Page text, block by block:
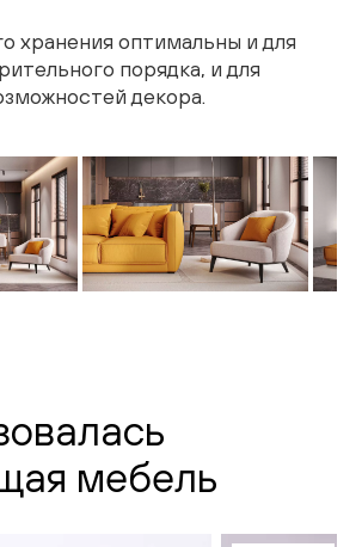
хранения оптимальны и для
порядка, и для
декора.
мебель